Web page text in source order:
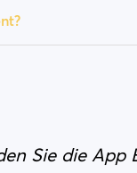
Sie die App